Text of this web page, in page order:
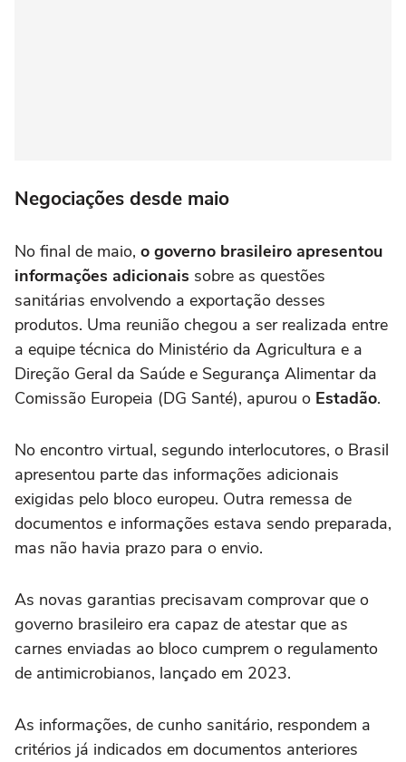
Negociações desde maio
No final de maio, o governo brasileiro apresentou
informações adicionais sobre as questões
sanitárias envolvendo a exportação desses
produtos. Uma reunião chegou a ser realizada entre
a equipe técnica do Ministério da Agricultura e a
Direção Geral da Saúde e Segurança Alimentar da
Comissão Europeia (DG Santé), apurou o Estadão.
No encontro virtual, segundo interlocutores, o Brasil
apresentou parte das informações adicionais
exigidas pelo bloco europeu. Outra remessa de
documentos e informações estava sendo preparada,
mas não havia prazo para o envio.
As novas garantias precisavam comprovar que o
governo brasileiro era capaz de atestar que as
carnes enviadas ao bloco cumprem o regulamento
de antimicrobianos, lançado em 2023.
As informações, de cunho sanitário, respondem a
critérios já indicados em documentos anteriores